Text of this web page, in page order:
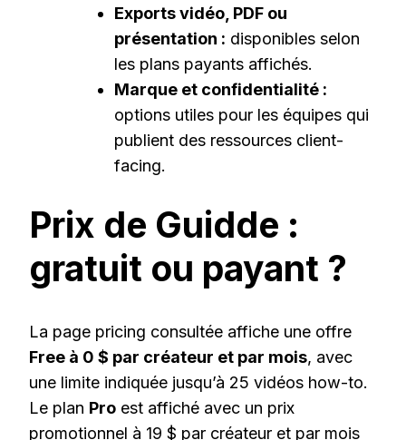
Exports vidéo, PDF ou
présentation : disponibles selon
les plans payants affichés.
Marque et confidentialité :
options utiles pour les équipes qui
publient des ressources client-
facing.
Prix de Guidde :
gratuit ou payant ?
La page pricing consultée affiche une offre
Free à 0 $ par créateur et par mois, avec
une limite indiquée jusqu’à 25 vidéos how-to.
Le plan Pro est affiché avec un prix
promotionnel à 19 $ par créateur et par mois